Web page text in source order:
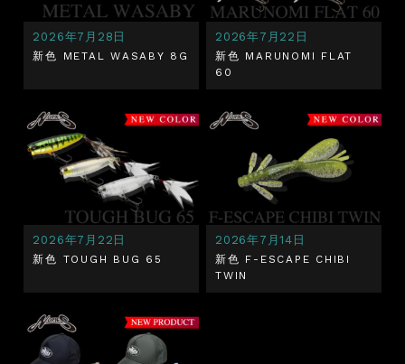
2026年7月28日
新色 METAL WASABY 8G
2026年7月22日
新色 MARUNOMI FLAT
60
2026年7月22日
新色 TOUGH BUG 65
2026年7月14日
新色 F-ESCAPE CHIBI
TWIN